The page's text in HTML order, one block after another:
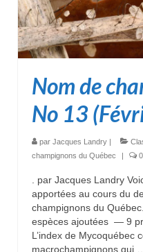
Nom de
No 13
par Jacques Landry |
champignons du Québec
| 0
. par Jacques Landry
apportées au cours du
champignons du
espèces ajoutées — 9
L’index de Mycoquébec
macrochampignons qui …